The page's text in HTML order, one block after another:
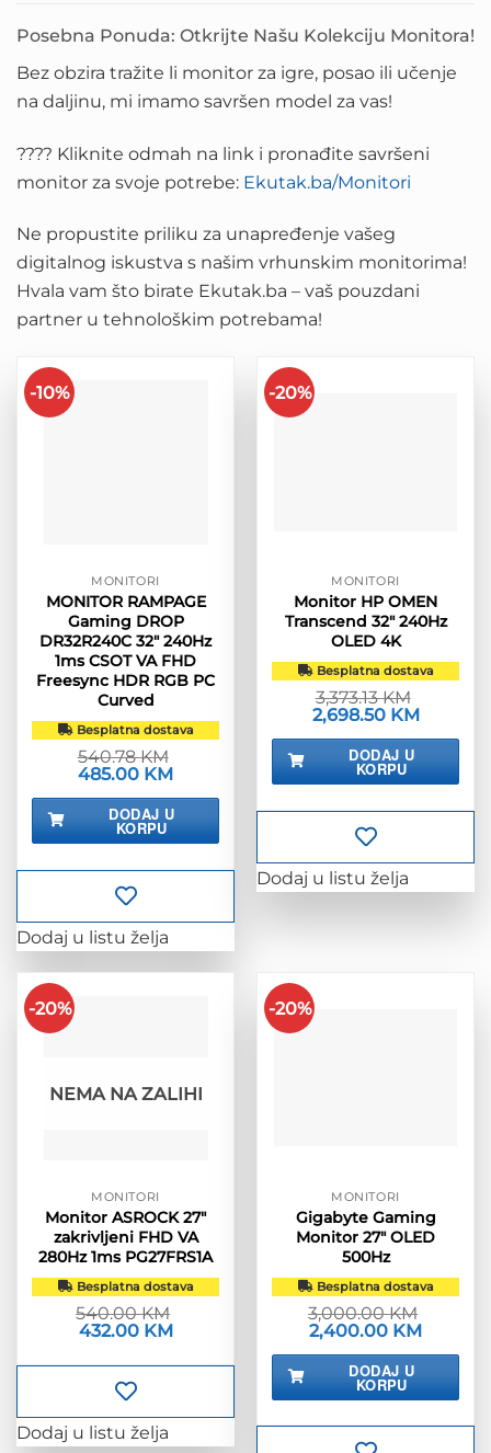
Posebna Ponuda: Otkrijte Našu Kolekciju Monitora!
Bez obzira tražite li monitor za igre, posao ili učenje
na daljinu, mi imamo savršen model za vas!
???? Kliknite odmah na link i pronađite savršeni
monitor za svoje potrebe: Ekutak.ba/Monitori
Ne propustite priliku za unapređenje vašeg
digitalnog iskustva s našim vrhunskim monitorima!
Hvala vam što birate Ekutak.ba – vaš pouzdani
partner u tehnološkim potrebama!
-10%
MONITORI
MONITOR RAMPAGE
Gaming DROP
DR32R240C 32″ 240Hz
1ms CSOT VA FHD
Freesync HDR RGB PC
Curved
Besplatna dostava
540.78KM
Izvorna
bila
540.78 KM.
485.00 KM
je:
485.00 KM.
DODAJ U
KORPU
Dodaj u listu želja
-20%
MONITORI
Monitor HP OMEN
Transcend 32″ 240Hz
OLED 4K
Besplatna dostava
3,373.13KM
Izvorna
cijena
bila
3,373.13 KM.
2,698.50 KMTrenutna
je:
DODAJ U
KORPU
Dodaj u listu želja
-20%
NEMA NA ZALIHI
MONITORI
Monitor ASROCK 27″
zakrivljeni FHD VA
280Hz 1ms PG27FRS1A
Besplatna dostava
540.00KM
Izvorna
bila
540.00 KM.
432.00 KMTrenutna
je:
Dodaj u listu želja
-20%
MONITORI
Gigabyte Gaming
Monitor 27″ OLED
500Hz
Besplatna dostava
3,000.00KM
Izvorna
cijena
bila
3,000.00 KM.
2,400.00 KM
je:
DODAJ U
KORPU